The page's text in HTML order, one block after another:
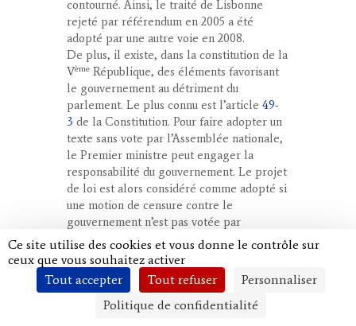
contourné. Ainsi, le traité de Lisbonne
rejeté par référendum en 2005 a été
adopté par une autre voie en 2008.
De plus, il existe, dans la constitution de la
Vème République, des éléments favorisant
le gouvernement au détriment du
parlement. Le plus connu est l’article 49-
3 de la Constitution. Pour faire adopter un
texte sans vote par l’Assemblée nationale,
le Premier ministre peut engager la
responsabilité du gouvernement. Le projet
de loi est alors considéré comme adopté si
une motion de censure contre le
gouvernement n’est pas votée par
l’Assemblée nationale. À l’inverse, si une
motion de censure est votée, le
gouvernement est renversé et le texte
rejeté. Jamais, depuis 1958, l’usage du 49-3
n’avait échoué pour le gouvernement,
Ce site utilise des cookies et vous donne le contrôle sur
ceux que vous souhaitez activer
Tout accepter
Tout refuser
Personnaliser
Politique de confidentialité